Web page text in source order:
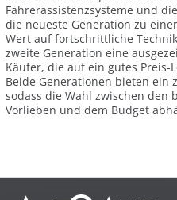
Fahrerassistenzsysteme und
die neueste Generation zu
Wert auf fortschrittliche
zweite Generation eine
Käufer, die auf ein gutes Preis-
Beide Generationen bieten ein
sodass die Wahl zwischen den
Vorlieben und dem Budget